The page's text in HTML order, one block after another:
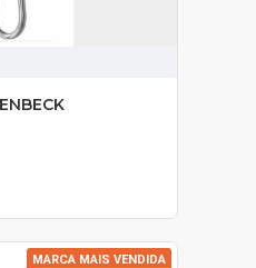
MARCA MAIS VENDIDA